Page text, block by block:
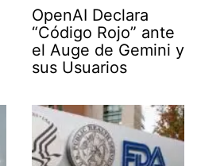
OpenAI Declara
“Código Rojo” ante
el Auge de Gemini y
sus Usuarios